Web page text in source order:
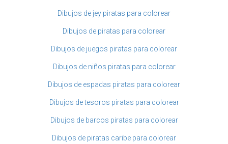
Dibujos de jey piratas para colorear
Dibujos de piratas para colorear
Dibujos de juegos piratas para colorear
Dibujos de niños piratas para colorear
Dibujos de espadas piratas para colorear
Dibujos de tesoros piratas para colorear
Dibujos de barcos piratas para colorear
Dibujos de piratas caribe para colorear